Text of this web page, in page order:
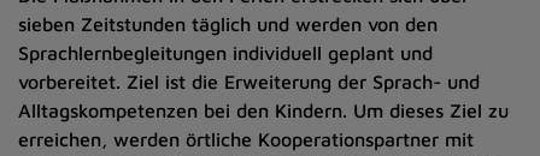
sieben Zeitstunden täglich und werden von den
Sprachlernbegleitungen individuell geplant und
vorbereitet. Ziel ist die Erweiterung der Sprach- und
Alltagskompetenzen bei den Kindern. Um dieses Ziel zu
erreichen, werden örtliche Kooperationspartner mit